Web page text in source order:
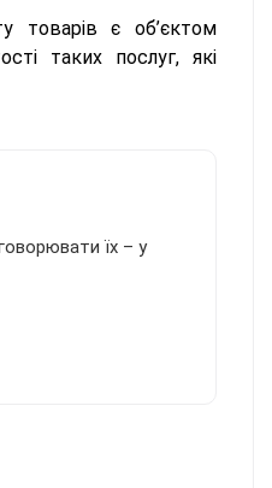
товарів є об’єктом
таких послуг, які
їх – у